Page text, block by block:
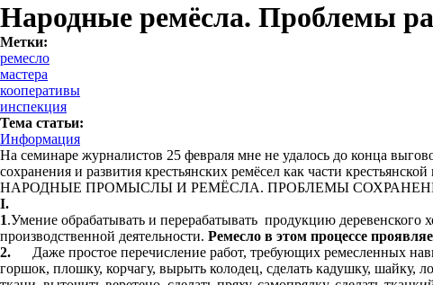
Народные ремёсла. Проблемы
Метки:
ремесло
мастера
кооперативы
инспекция
Тема статьи:
Информация
На семинаре журналистов 25 февраля мне не удалось до конца
сохранения и развития крестьянских ремёсел как части
НАРОДНЫЕ ПРОМЫСЛЫ И РЕМЁСЛА. ПРОБЛЕМЫ
I.
1.Умение обрабатывать и перерабатывать продукцию деревенского
производственной деятельности. Ремесло в этом процессе
2. Даже простое перечисление работ, требующих ремесленных
горшок, плошку, корчагу, вырыть колодец, сделать кадушку, шайку,